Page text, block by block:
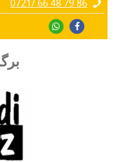
0721/ 66 48 79 86